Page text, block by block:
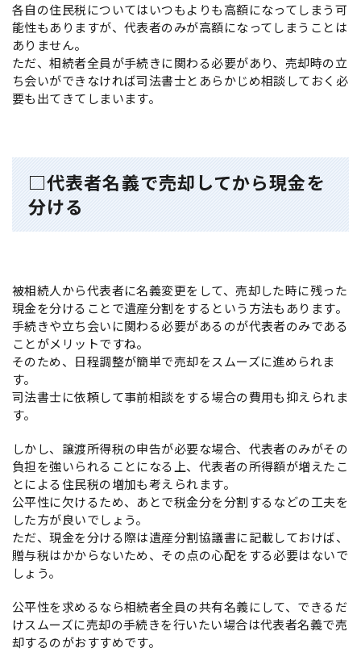
各自の住民税についてはいつもよりも高額になってしまう可
能性もありますが、代表者のみが高額になってしまうことは
ありません。
ただ、相続者全員が手続きに関わる必要があり、売却時の立
ち会いができなければ司法書士とあらかじめ相談しておく必
要も出てきてしまいます。
□代表者名義で売却してから現金を
分ける
被相続人から代表者に名義変更をして、売却した時に残った
現金を分けることで遺産分割をするという方法もあります。
手続きや立ち会いに関わる必要があるのが代表者のみである
ことがメリットですね。
そのため、日程調整が簡単で売却をスムーズに進められま
す。
司法書士に依頼して事前相談をする場合の費用も抑えられま
す。
しかし、譲渡所得税の申告が必要な場合、代表者のみがその
負担を強いられることになる上、代表者の所得額が増えたこ
とによる住民税の増加も考えられます。
公平性に欠けるため、あとで税金分を分割するなどの工夫を
した方が良いでしょう。
ただ、現金を分ける際は遺産分割協議書に記載しておけば、
贈与税はかからないため、その点の心配をする必要はないで
しょう。
公平性を求めるなら相続者全員の共有名義にして、できるだ
けスムーズに売却の手続きを行いたい場合は代表者名義で売
却するのがおすすめです。